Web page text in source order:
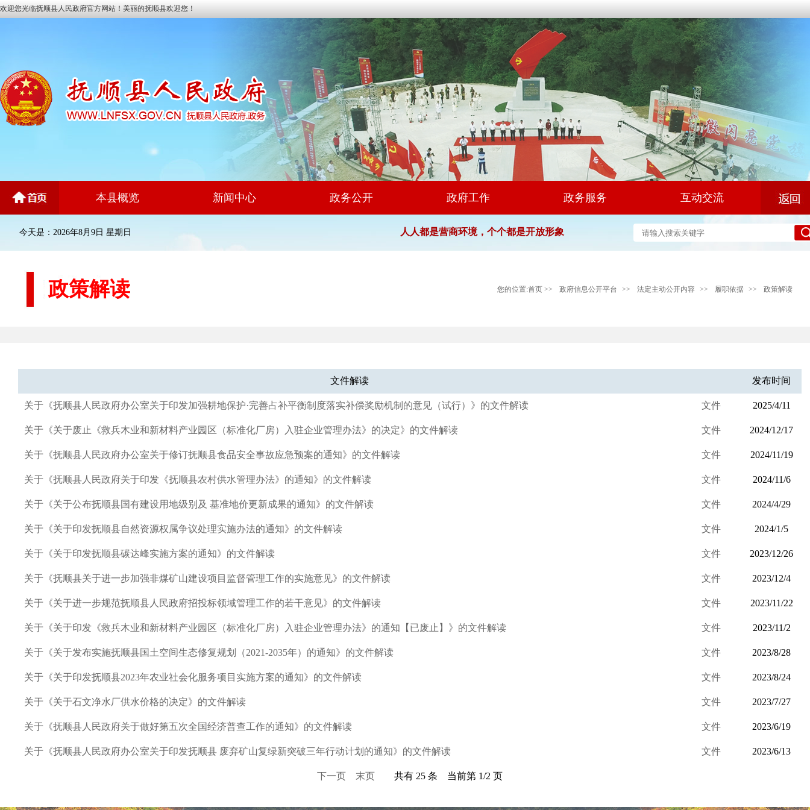
欢迎您光临抚顺县人民政府官方网站！美丽的抚顺县欢迎您！
本县概览 新闻中心 政务公开 政府工作 政务服务 互动交流
今天是：2026年8月9日 星期日 人人都是营商环境，个个都是开放形象
政策解读 您的位置:首页 >> 政府信息公开平台 >> 法定主动公开内容 >> 履职依据 >> 政策解读
文件解读 发布时间
关于《抚顺县人民政府办公室关于印发加强耕地保护·完善占补平衡制度落实补偿奖励机制的意见（试行）》的文件解读 文件 2025/4/11
关于《关于废止《救兵木业和新材料产业园区（标准化厂房）入驻企业管理办法》的决定》的文件解读 文件 2024/12/17
关于《抚顺县人民政府办公室关于修订抚顺县食品安全事故应急预案的通知》的文件解读 文件 2024/11/19
关于《抚顺县人民政府关于印发《抚顺县农村供水管理办法》的通知》的文件解读 文件 2024/11/6
关于《关于公布抚顺县国有建设用地级别及 基准地价更新成果的通知》的文件解读 文件 2024/4/29
关于《关于印发抚顺县自然资源权属争议处理实施办法的通知》的文件解读 文件 2024/1/5
关于《关于印发抚顺县碳达峰实施方案的通知》的文件解读 文件 2023/12/26
关于《抚顺县关于进一步加强非煤矿山建设项目监督管理工作的实施意见》的文件解读 文件 2023/12/4
关于《关于进一步规范抚顺县人民政府招投标领域管理工作的若干意见》的文件解读 文件 2023/11/22
关于《关于印发《救兵木业和新材料产业园区（标准化厂房）入驻企业管理办法》的通知【已废止】》的文件解读 文件 2023/11/2
关于《关于发布实施抚顺县国土空间生态修复规划（2021-2035年）的通知》的文件解读 文件 2023/8/28
关于《关于印发抚顺县2023年农业社会化服务项目实施方案的通知》的文件解读 文件 2023/8/24
关于《关于石文净水厂供水价格的决定》的文件解读 文件 2023/7/27
关于《抚顺县人民政府关于做好第五次全国经济普查工作的通知》的文件解读 文件 2023/6/19
关于《抚顺县人民政府办公室关于印发抚顺县 废弃矿山复绿新突破三年行动计划的通知》的文件解读 文件 2023/6/13
下一页 末页 共有 25 条 当前第 1/2 页